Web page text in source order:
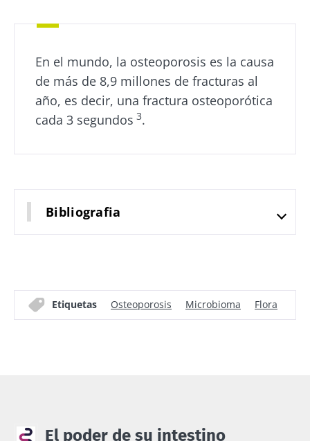
En el mundo, la osteoporosis es la causa
de más de 8,9 millones de fracturas al
año, es decir, una fractura osteoporótica
cada 3 segundos 3.
Bibliografia
Etiquetas Osteoporosis Microbioma Flora
El poder de su intestino